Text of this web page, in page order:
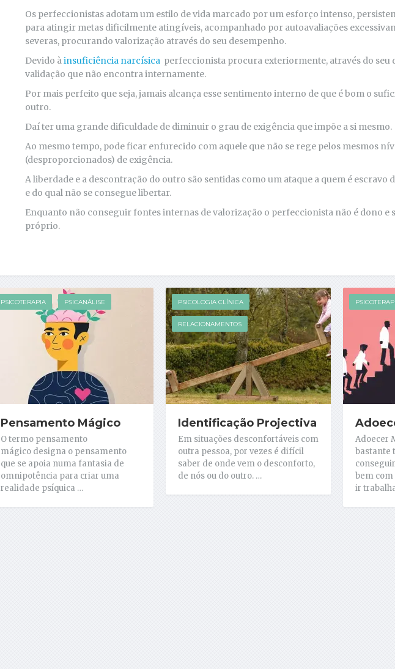
Os perfeccionistas adotam um estilo de vida marcado por um esforço intenso,
para atingir metas dificilmente atingíveis, acompanhado por autoavaliações
severas, procurando valorização através do seu desempenho.
Devido àinsuficiência narcísica perfeccionista procura exteriormente, através do seu
validação que não encontra internamente.
Por mais perfeito que seja, jamais alcança esse sentimento interno de que é bom o
outro.
Daí ter uma grande dificuldade de diminuir o grau de exigência que impõe a si mesmo.
Ao mesmo tempo, pode ficar enfurecido com aquele que não se rege pelos mesmos
(desproporcionados) de exigência.
A liberdade e a descontração do outro são sentidas como um ataque a quem é escravo
e do qual não se consegue libertar.
Enquanto não conseguir fontes internas de valorização o perfeccionista não é dono e
próprio.
PSICOTERAPIA PSICANÁLISE
Pensamento Mágico
O termo pensamento
mágico designa o pensamento
que se apoia numa fantasia de
omnipotência para criar uma
realidade psíquica …
PSICOLOGIA CLÍNICA
RELACIONAMENTOS
Identificação Projectiva
Em situações desconfortáveis com
outra pessoa, por vezes é difícil
saber de onde vem o desconforto,
de nós ou do outro. …
Adoecer
bastante
bem com
ir